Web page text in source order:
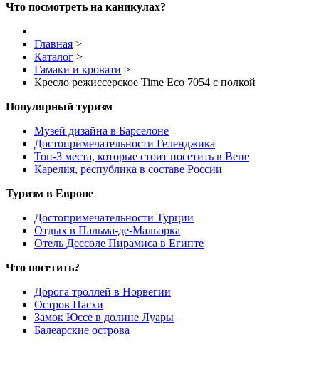
Что посмотреть на каникулах?
Главная >
Каталог >
Гамаки и кровати >
Кресло режиссерское Time Eco 7054 с полкой
Популярный туризм
Музей дизайна в Барселоне
Достопримечательности Геленджика
Топ-3 места, которые стоит посетить в Вене
Карелия, республика в составе России
Туризм в Европе
Достопримечательности Турции
Отдых в Пальма-де-Мальорка
Отель Дессоле Пирамиса в Египте
Что посетить?
Дорога троллей в Норвегии
Остров Пасхи
Замок Юссе в долине Луары
Балеарские острова